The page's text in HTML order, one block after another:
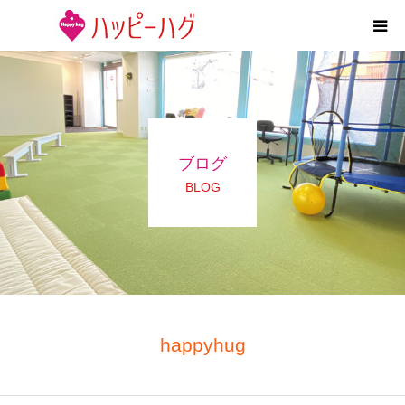
ブログ
BLOG
happyhug
2つの特徴
5領域支援とお約束
施設紹介
求人情報